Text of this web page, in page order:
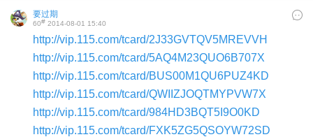
要过期
60# 2014-08-01 15:40
http://vip.115.com/tcard/2J33GVTQV5MREVVH
http://vip.115.com/tcard/5AQ4M23QUO6B707X
http://vip.115.com/tcard/BUS00M1QU6PUZ4KD
http://vip.115.com/tcard/QWIIZJOQTMYPVW7X
http://vip.115.com/tcard/984HD3BQT5I9O0KD
http://vip.115.com/tcard/FXK5ZG5QSOYW72SD